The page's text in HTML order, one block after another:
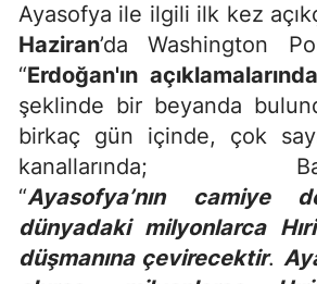
Ayasofya ile ilgili ilk kez
Haziran’da Washington
“Erdoğan'ın
şeklinde bir beyanda
birkaç gün içinde, çok
kanallarında;
“Ayasofya’nın camiye
dünyadaki milyonlarca
düşmanına çevirecektir.